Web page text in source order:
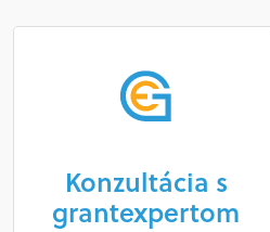
Konzultácia s
grantexpertom